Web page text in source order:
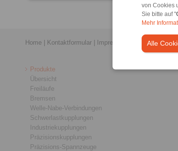
von Cookies
Sie bitte auf "
Mehr
Alle
Home Kontaktformular Impressum
Produkte
Übersicht
Freiläufe
Bremsen
Welle-Nabe-Verbindungen
Schwerlastkupplungen
Industriekupplungen
Präzisionskupplungen
Präzisions-Spannzeuge